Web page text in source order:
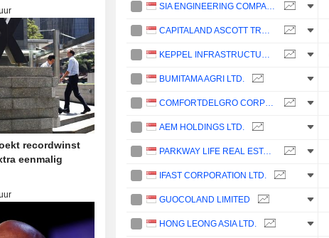
recordwinst
eenmalig
SIA ENGINEERING COMPANY LIMITED
CAPITALAND ASCOTT TRUST
KEPPEL INFRASTRUCTURE TRUST
BUMITAMA AGRI LTD.
COMFORTDELGRO CORPORATION LIMITED
AEM HOLDINGS LTD.
PARKWAY LIFE REAL ESTATE INVESTMENT TRUST
IFAST CORPORATION LTD.
GUOCOLAND LIMITED
HONG LEONG ASIA LTD.